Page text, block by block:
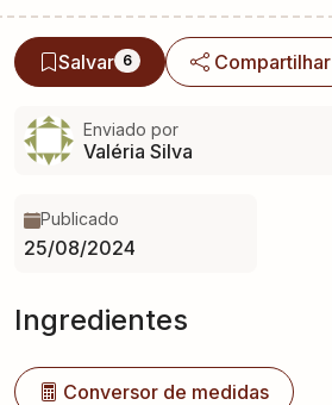
Salvar 6 Compartilhar
Enviado por
Valéria Silva
Publicado
25/08/2024
Ingredientes
Conversor de medidas